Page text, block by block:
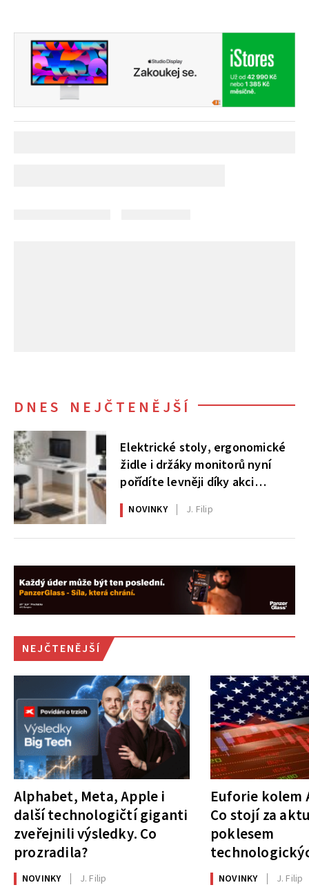
DNES NEJČTENĚJŠÍ
Elektrické stoly, ergonomické
židle i držáky monitorů nyní
pořídíte levněji díky akci
AlzaErgo
NOVINKY J. Filip
NEJČTENĚJŠÍ
Alphabet, Meta, Apple i
další technologičtí giganti
zveřejnili výsledky. Co
prozradila?
NOVINKY J. Filip
Euforie kolem
Co stojí za
poklesem
NOVINKY J. Filip